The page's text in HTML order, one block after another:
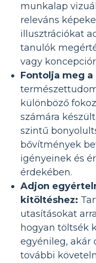
munkalap
releváns
illusztrációkat
tanulók
vagy
Fontolja meg
különböző
számára
szintű
bővítmények
igényeinek és
érdekében.
Adjon
kitöltéshez:
utasításokat
hogyan töltsék
egyénileg, akár
további